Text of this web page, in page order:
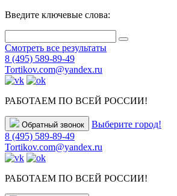
Введите ключевые слова:
Смотреть все результаты
8 (495) 589-89-49
Tortikov.com@yandex.ru
РАБОТАЕМ ПО ВСЕЙ РОССИИ!
Обратный звонок
Выберите город!
8 (495) 589-89-49
Tortikov.com@yandex.ru
РАБОТАЕМ ПО ВСЕЙ РОССИИ!